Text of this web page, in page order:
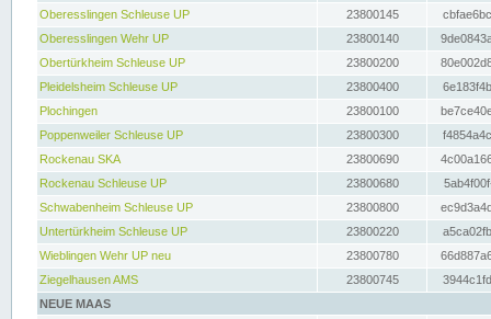
Oberesslingen Schleuse UP
23800145
Oberesslingen Wehr UP
23800140
Obertürkheim Schleuse UP
23800200
Pleidelsheim Schleuse UP
23800400
Plochingen
23800100
Poppenweiler Schleuse UP
23800300
Rockenau SKA
23800690
Rockenau Schleuse UP
23800680
Schwabenheim Schleuse UP
23800800
Untertürkheim Schleuse UP
23800220
Wieblingen Wehr UP neu
23800780
Ziegelhausen AMS
23800745
NEUE MAAS